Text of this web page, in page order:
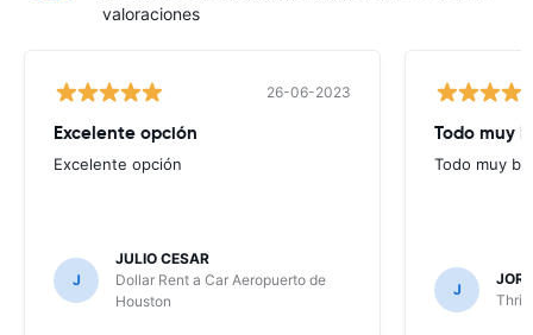
valoraciones
26-06-2023
Excelente opción
Excelente opción
J
JULIO CESAR
Dollar Rent a Car Aeropuerto de
Houston
Todo muy
Todo muy
J